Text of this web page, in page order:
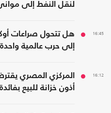
لنقل النفط إلى
16:45
هل تتحول صراعات
إلى حرب عالمية
16:12
أذون خزانة للبيع